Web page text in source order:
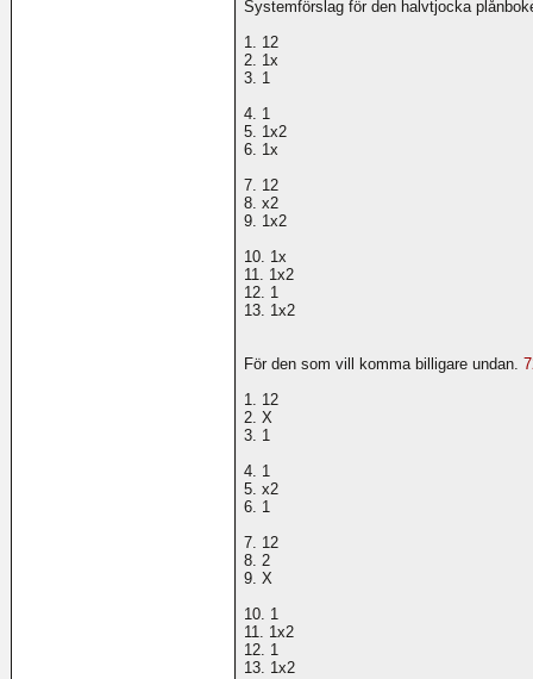
Systemförslag för den halvtjocka
1. 12
2. 1x
3. 1
4. 1
5. 1x2
6. 1x
7. 12
8. x2
9. 1x2
10. 1x
11. 1x2
12. 1
13. 1x2
För den som vill komma billigare undan.
1. 12
2. X
3. 1
4. 1
5. x2
6. 1
7. 12
8. 2
9. X
10. 1
11. 1x2
12. 1
13. 1x2